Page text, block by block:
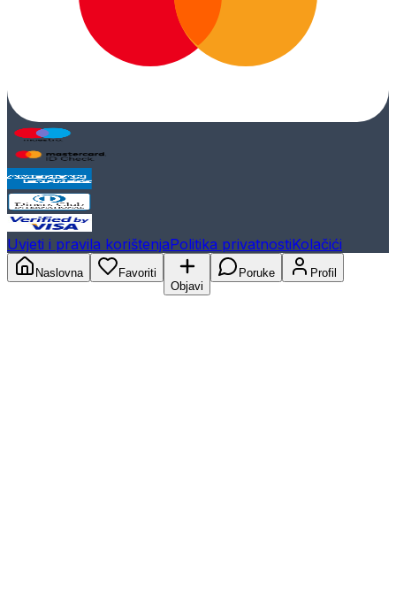
Uvjeti i pravila korištenjaPolitika privatnostiKolačići
Naslovna
Favoriti
Objavi
Poruke Profil